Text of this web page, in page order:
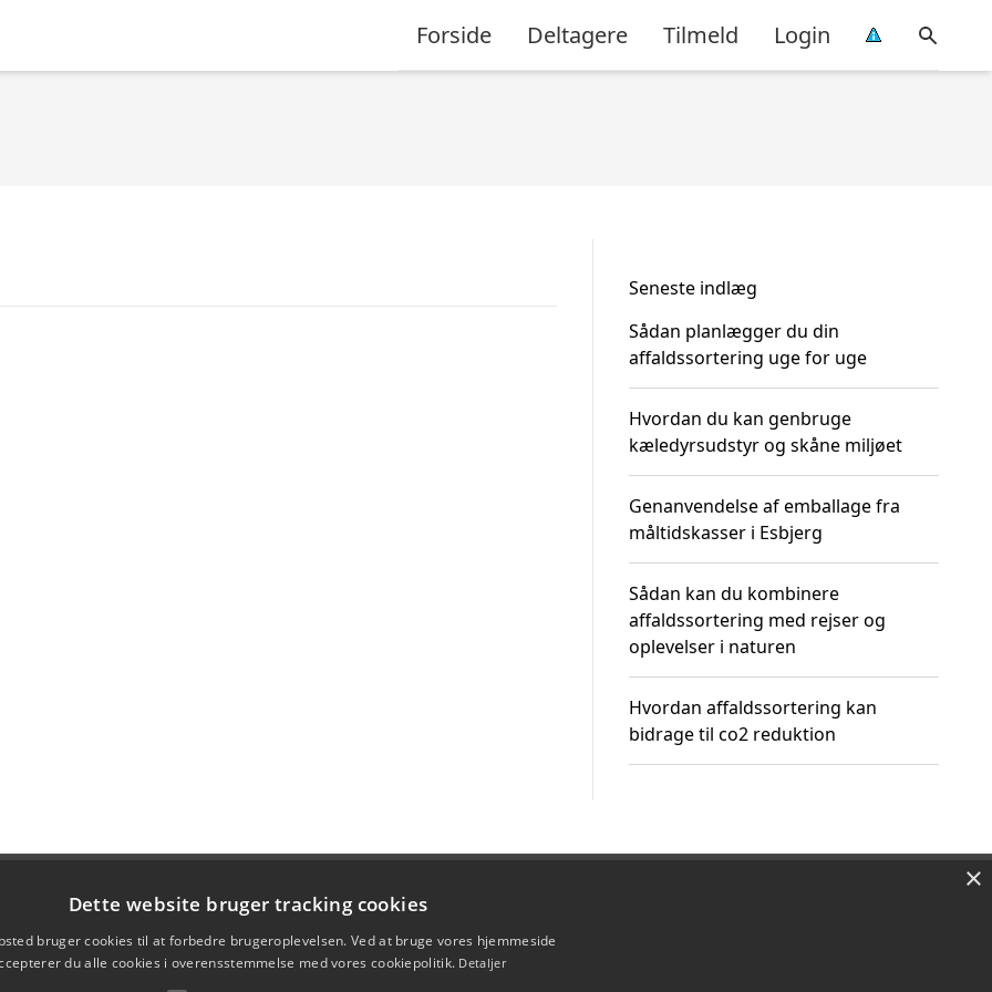
Forside Deltagere Tilmeld Login
Seneste indlæg
Sådan planlægger du din
affaldssortering uge for uge
Hvordan du kan genbruge
kæledyrsudstyr og skåne miljøet
Genanvendelse af emballage fra
måltidskasser i Esbjerg
Sådan kan du kombinere
affaldssortering med rejser og
oplevelser i naturen
Hvordan affaldssortering kan
bidrage til co2 reduktion
×
Dette website bruger tracking cookies
bruger cookies til at forbedre brugeroplevelsen. Ved at bruge vores hjemmeside
du alle cookies i overensstemmelse med vores cookiepolitik. Detaljer